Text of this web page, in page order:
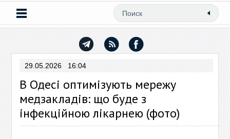
29.05.2026 16:04
В Одесі оптимізують мережу
медзакладів: що буде з
інфекційною лікарнею (фото)